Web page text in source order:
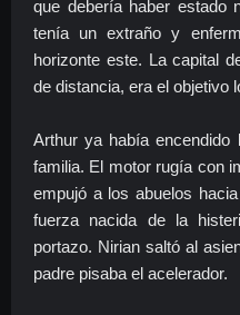
que debería haber estado
tenía un extraño y
horizonte este. La capital
de distancia, era el objetivo
Arthur ya había encendido
familia. El motor rugía con
empujó a los abuelos
fuerza nacida de la
portazo. Nirian saltó al
padre pisaba el acelerador.